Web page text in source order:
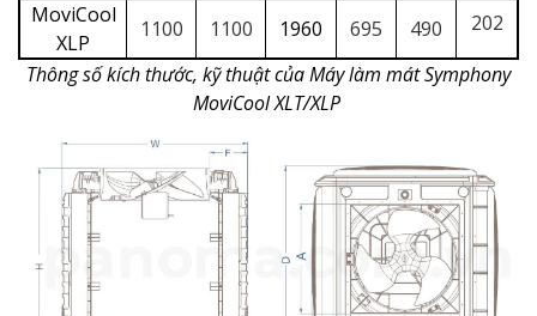
MoviCool
XLP
1100 1100 1960 695 490
202
Thông số kích thước, kỹ thuật của Máy làm mát Symphony
MoviCool XLT/XLP